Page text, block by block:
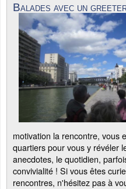
Balades avec un
motivation la rencontre, vous
quartiers pour vous y révéler
anecdotes, le quotidien,
convivialité ! Si vous êtes
rencontres, n'hésitez pas à